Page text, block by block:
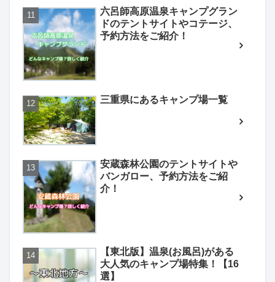
六呂師高原温泉キャンプグラン
ドのテントサイトやコテージ、
予約方法をご紹介！
三重県にあるキャンプ場一覧
安蔵森林公園のテントサイトや
バンガロー、予約方法をご紹
介！
【東北版】温泉(お風呂)がある
大人気のキャンプ場特集！【16
選】